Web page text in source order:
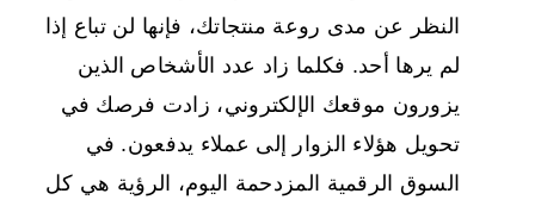
النظر عن مدى روعة منتجاتك، فإنها لن تباع إذا
لم يرها أحد. فكلما زاد عدد الأشخاص الذين
يزورون موقعك الإلكتروني، زادت فرصك في
تحويل هؤلاء الزوار إلى عملاء يدفعون. في
السوق الرقمية المزدحمة اليوم، الرؤية هي كل